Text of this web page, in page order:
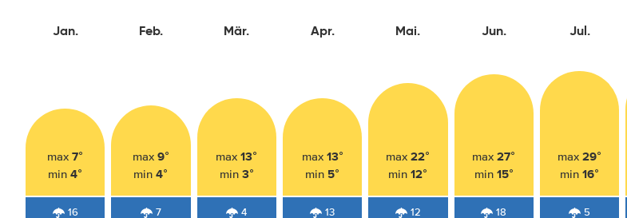
Jan.
max7°
min4°
16
Feb.
max 9°
min4°
7
Mär.
max13°
min 3°
4
Apr.
max 13°
min 5°
13
Mai.
max22°
min12°
12
Jun.
max27°
min 15°
18
Jul.
max29°
min16°
5